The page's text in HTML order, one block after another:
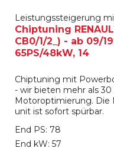
Leistungssteigerung
Chiptuning
CB0/1/2_) - ab 09/
65PS/48kW, 14
Chiptuning mit
- wir bieten mehr als
Motoroptimierung. Die
unit ist sofort spürbar.
End PS: 78
End kW: 57